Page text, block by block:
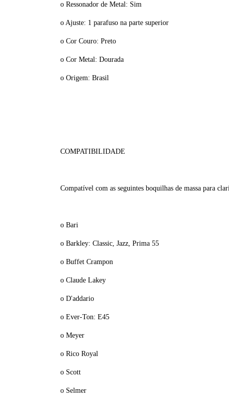
o Ressonador de Metal: Sim
o Ajuste: 1 parafuso na parte superior
o Cor Couro: Preto
o Cor Metal: Dourada
o Origem: Brasil
COMPATIBILIDADE
Compatível com as seguintes boquilhas de massa para
o Bari
o Barkley: Classic, Jazz, Prima 55
o Buffet Crampon
o Claude Lakey
o D'addario
o Ever-Ton: E45
o Meyer
o Rico Royal
o Scott
o Selmer